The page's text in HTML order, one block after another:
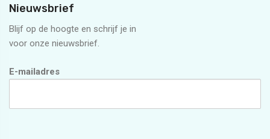
Nieuwsbrief
Blijf op de hoogte en schrijf je in
voor onze nieuwsbrief.
E-mailadres